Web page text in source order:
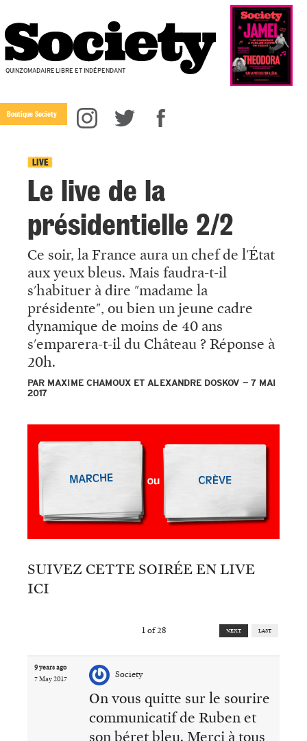
QUINZOMADAIRE LIBRE ET INDÉPENDANT
Boutique Society
LIVE
Le live de la
présidentielle 2/2
Ce soir, la France aura un chef de l'État
aux yeux bleus. Mais faudra-t-il
s'habituer à dire "madame la
présidente", ou bien un jeune cadre
dynamique de moins de 40 ans
s'emparera-t-il du Château ? Réponse à
20h.
PAR MAXIME CHAMOUX ET ALEXANDRE DOSKOV
7 MAI
2017
SUIVEZ CETTE SOIRÉE EN LIVE
ICI
1of28 NEXT LAST
9 years ago
7 May 2017
Society
On vous quitte sur le sourire
communicatif de Ruben et
son béret bleu. Merci à tous